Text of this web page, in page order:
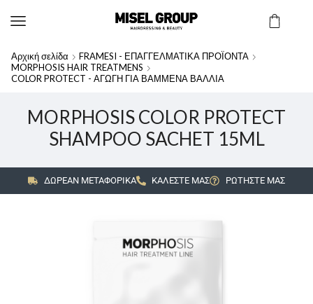
Αρχική σελίδα
FRAMESI - ΕΠΑΓΓΕΛΜΑΤΙΚΑ ΠΡΟΪΟΝΤΑ
MORPHOSIS HAIR TREATMENS
COLOR PROTECT - ΑΓΩΓΗ ΓΙΑ ΒΑΜΜΕΝΑ ΒΑΛΛΙΑ
MORPHOSIS COLOR PROTECT
SHAMPOO SACHET 15ML
ΔΩΡΕΑΝ ΜΕΤΑΦΟΡΙΚΑ ΚΑΛΕΣΤΕ ΜΑΣ ΡΩΤΗΣΤΕ ΜΑΣ